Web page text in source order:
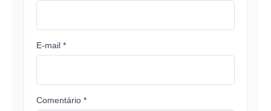
E-mail *
Comentário *